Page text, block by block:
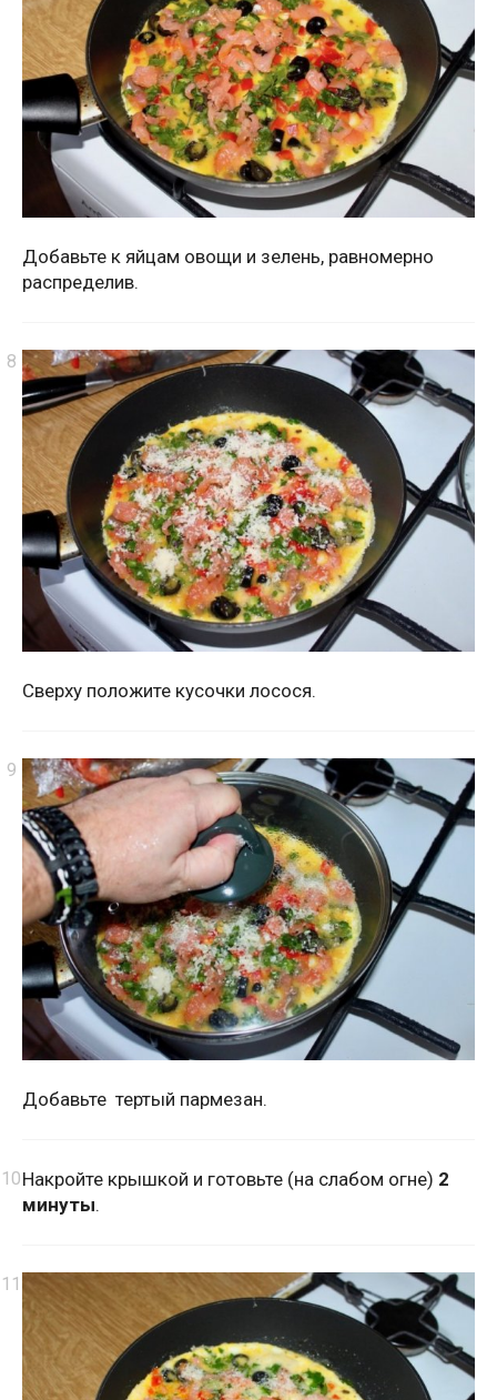
Добавьте к яйцам овощи и зелень, равномерно
распределив.
Сверху положите кусочки лосося.
Добавьте тертый пармезан.
Накройте крышкой и готовьте (на слабом огне) 2
минуты.